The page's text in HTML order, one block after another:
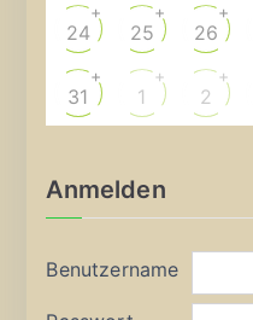
24
+
25
+
26
+
31
+
1
+
2
+
Anmelden
Benutzername